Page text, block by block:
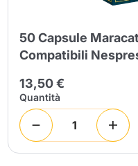
50 Capsule
Compatibili
13,50 €
Quantità